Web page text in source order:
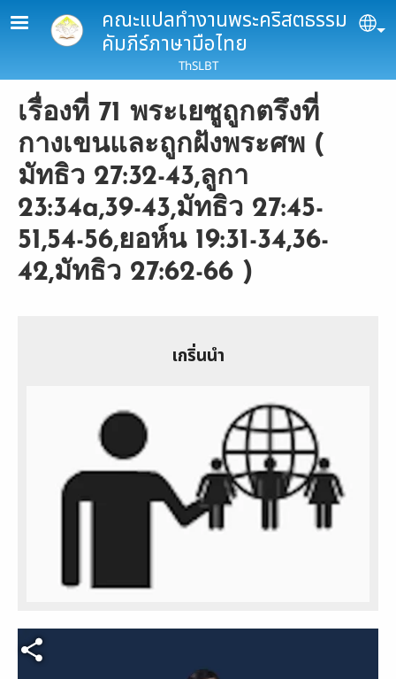
Skip to main contentคณะแปลทำงานพระคริสตธรรม
คัมภีร์ภาษามือไทย
ThSLBT
เรื่องที่ 71 พระเยซูถูกตรึงที่
กางเขนและถูกฝังพระศพ (
มัทธิว 27:32-43,ลูกา
23:34a,39-43,มัทธิว 27:45-
51,54-56,ยอห์น 19:31-34,36-
42,มัทธิว 27:62-66 )
เกริ่นนำ
Video file